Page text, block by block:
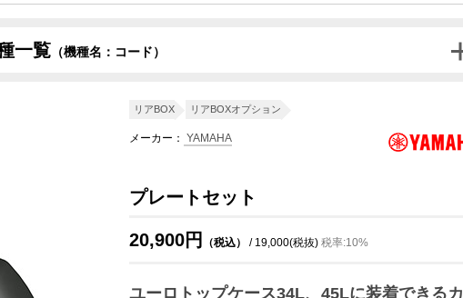
一覧 （機種名：コード）
リアBOX リアBOXオプション
メーカー： YAMAHA
プレートセット
20,900円 （税込） / 19,000(税抜) 税率:10%
ユーロトップケース34L、45Lに装着できるカ